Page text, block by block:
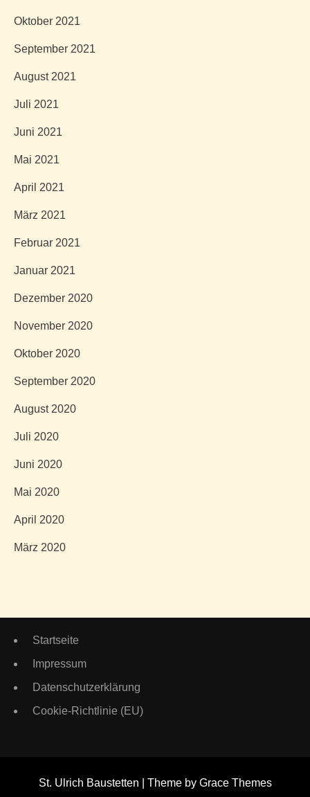
Oktober 2021
September 2021
August 2021
Juli 2021
Juni 2021
Mai 2021
April 2021
März 2021
Februar 2021
Januar 2021
Dezember 2020
November 2020
Oktober 2020
September 2020
August 2020
Juli 2020
Juni 2020
Mai 2020
April 2020
März 2020
Startseite
Impressum
Datenschutzerklärung
Cookie-Richtlinie (EU)
St. Ulrich Baustetten | Theme by Grace Themes